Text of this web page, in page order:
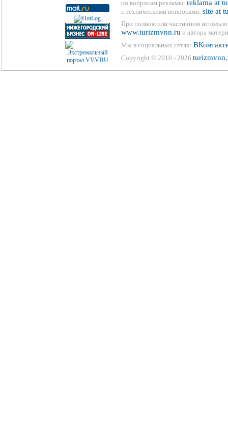
по вопросам рекламы: reklama at
с техническими вопросами: site at
При полном или частичном
www.turizmvnn.ru и автора
Мы в социальных сетях:
Copyright © 2010 - 2026